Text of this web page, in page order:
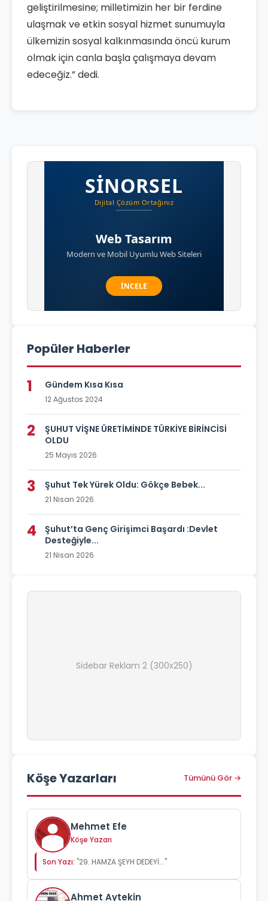
geliştirilmesine; milletimizin her bir ferdine
ulaşmak ve etkin sosyal hizmet sunumuyla
ülkemizin sosyal kalkınmasında öncü kurum
olmak için canla başla çalışmaya devam
edeceğiz.” dedi.
Popüler Haberler
1 Gündem Kısa Kısa
12 Ağustos 2024
2
ŞUHUT VİŞNE ÜRETİMİNDE TÜRKİYE BİRİNCİSİ
OLDU
25 Mayıs 2026
3 Şuhut Tek Yürek Oldu: Gökçe Bebek...
21 Nisan 2026
4
Şuhut’ta Genç Girişimci Başardı :Devlet
Desteğiyle...
21 Nisan 2026
Sidebar Reklam 2 (300x250)
Köşe Yazarları Tümünü Gör →
Mehmet Efe
Köşe Yazarı
Son Yazı: "29. HAMZA ŞEYH DEDEYİ..."
Ahmet Aytekin